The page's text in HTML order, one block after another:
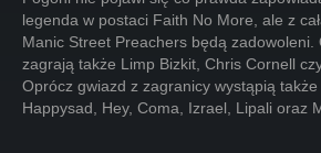
legenda w postaci Faith No More, ale z
Manic Street Preachers będą zadowoleni.
zagrają także Limp Bizkit, Chris Cornell
Oprócz gwiazd z zagranicy wystąpią także
Happysad, Hey, Coma, Izrael, Lipali oraz